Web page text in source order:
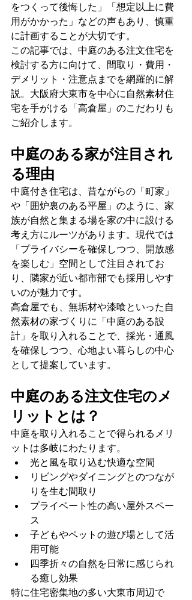
をつくって後悔した」「想定以上に費
用がかかった」などの声もあり、慎重
に計画することが大切です。
この記事では、中庭のある注文住宅を
検討する方に向けて、間取り・費用・
デメリット・注意点までを網羅的に解
説。大阪府大東市を中心に自然素材住
宅を手がける「高倉屋」のこだわりも
ご紹介します。
中庭のある家が注目され
る理由
中庭付き住宅は、昔ながらの「町家」
や「囲炉裏のある平屋」のように、家
族が自然と集まる場を家の中に設ける
考え方にルーツがあります。現代では
「プライバシーを確保しつつ、開放感
を楽しむ」空間として注目されてお
り、隣家が近い都市部でも採用しやす
いのが魅力です。
高倉屋でも、無垢材や漆喰といった自
然素材の家づくりに「中庭のある設
計」を取り入れることで、採光・通風
を確保しつつ、心地よい暮らしの中心
として提案しています。
中庭のある注文住宅のメ
リットとは？
中庭を取り入れることで得られるメリ
ットは多岐にわたります。
光と風を取り込む快適な空間
リビングやダイニングとのつなが
りを生む間取り
プライベート性の高い屋外スペー
ス
子どもやペットの遊び場として活
用可能
四季折々の自然を日常に感じられ
る癒し効果
特に住宅密集地の多い大東市周辺で